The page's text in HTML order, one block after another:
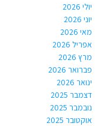
יולי 2026
יוני 2026
מאי 2026
אפריל 2026
מרץ 2026
פברואר 2026
ינואר 2026
דצמבר 2025
נובמבר 2025
אוקטובר 2025